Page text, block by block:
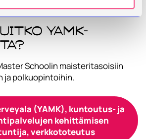
YAMK-
Schoolin maisteritasoisiin
ja polkuopintoihin.
(YAMK), kuntoutus- ja
kehittämisen
verkkototeutus